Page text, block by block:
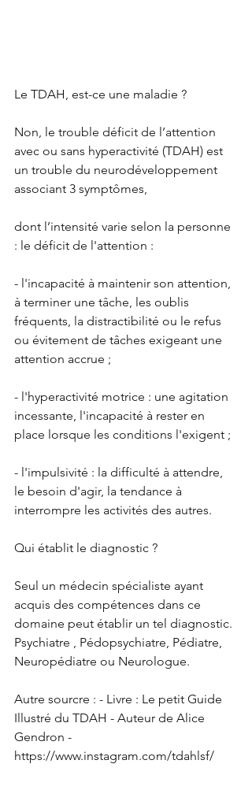
Le TDAH, est-ce une maladie ?
Non, le trouble déficit de l’attention
avec ou sans hyperactivité (TDAH) est
un trouble du neurodéveloppement
associant 3 symptômes,
dont l’intensité varie selon la personne
: le déficit de l'attention :
- l'incapacité à maintenir son attention,
à terminer une tâche, les oublis
fréquents, la distractibilité ou le refus
ou évitement de tâches exigeant une
attention accrue ;
- l'hyperactivité motrice : une agitation
incessante, l'incapacité à rester en
place lorsque les conditions l'exigent ;
- l'impulsivité : la difficulté à attendre,
le besoin d'agir, la tendance à
interrompre les activités des autres.
Qui établit le diagnostic ?
Seul un médecin spécialiste ayant
acquis des compétences dans ce
domaine peut établir un tel diagnostic.
Psychiatre , Pédopsychiatre, Pédiatre,
Neuropédiatre ou Neurologue.
Autre sourcre : - Livre : Le petit Guide
Illustré du TDAH - Auteur de Alice
Gendron -
https://www.instagram.com/tdahlsf/